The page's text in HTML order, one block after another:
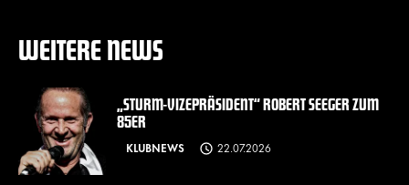
WEITERE NEWS
„STURM-VIZEPRÄSIDENT“ ROBERT SEEGER ZUM
85ER
KLUBNEWS 22.07.2026